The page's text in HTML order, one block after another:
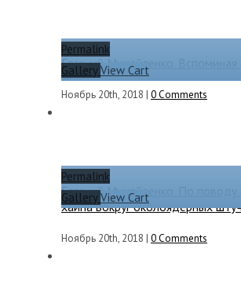
Permalink
GalleryView Cart
Евгений Михайленко. Вспоминая
Ноябрь 20th, 2018 | 0 Comments
Permalink
GalleryView Cart
Евгений Михайленко. По поводу
хайпа вокруг околоядерных
Ноябрь 20th, 2018 | 0 Comments